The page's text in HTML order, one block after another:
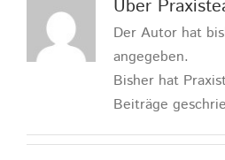
Notfall
Tierarztpraxis
Tierhalterinfos
Über
Der Autor hat
angegeben.
Bisher hat
Beiträge